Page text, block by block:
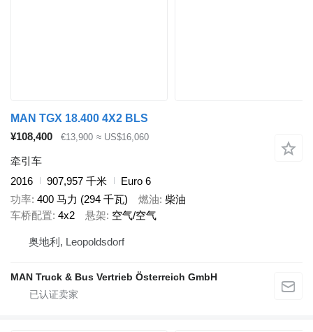
MAN TGX 18.400 4X2 BLS
¥108,400
€13,900 ≈ US$16,060
牵引车
2016
907,957 千米
Euro 6
功率 400 马力 (294 千瓦) 燃油 柴油
车桥配置 4x2 悬架 空气/空气
奥地利, Leopoldsdorf
MAN Truck & Bus Vertrieb Österreich GmbH